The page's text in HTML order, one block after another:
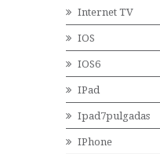
Internet TV
IOS
IOS6
IPad
Ipad7pulgadas
IPhone